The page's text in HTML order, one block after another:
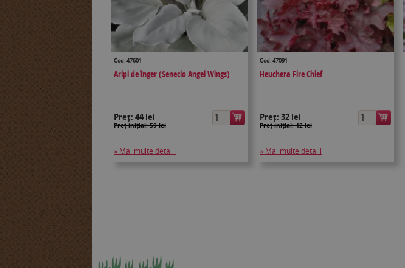
Cod: 47601
Aripi de înger (Senecio Angel Wings)
Preț: 44 lei
Preţ inițial: 59 lei
» Mai multe detalii
Cod: 47091
Heuchera Fire Chief
Preț:32 lei
Preţ inițial: 42 lei
» Mai multe detalii